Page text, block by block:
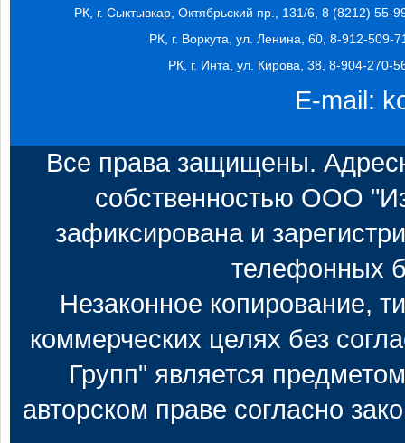
РК, г. Сыктывкар, Октябрьский пр., 131/6, 8 (8212) 55-
РК, г. Воркута, ул. Ленина, 60, 8-912-509-
РК, г. Инта, ул. Кирова, 38, 8-904-270-
E-mail:
Все права защищены.
собственностью ООО
зафиксирована и
телефонных
Незаконное копирование,
коммерческих целях без
Групп" является
авторском праве согласно